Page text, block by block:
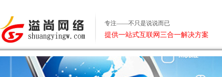
专注——不只是说说而已
提供一站式互联网三合一解决方案